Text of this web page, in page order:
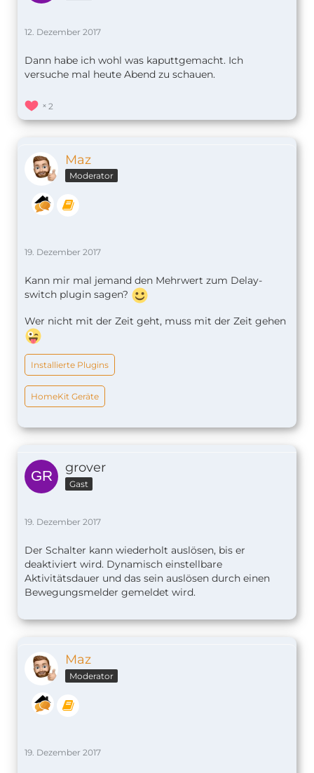
12. Dezember 2017
Dann habe ich wohl was kaputtgemacht. Ich
versuche mal heute Abend zu schauen.
2
Maz
Moderator
19. Dezember 2017
Kann mir mal jemand den Mehrwert zum Delay-
switch plugin sagen?
Wer nicht mit der Zeit geht, muss mit der Zeit gehen
Installierte Plugins
HomeKit Geräte
grover
Gast
19. Dezember 2017
Der Schalter kann wiederholt auslösen, bis er
deaktiviert wird. Dynamisch einstellbare
Aktivitätsdauer und das sein auslösen durch einen
Bewegungsmelder gemeldet wird.
Maz
Moderator
19. Dezember 2017